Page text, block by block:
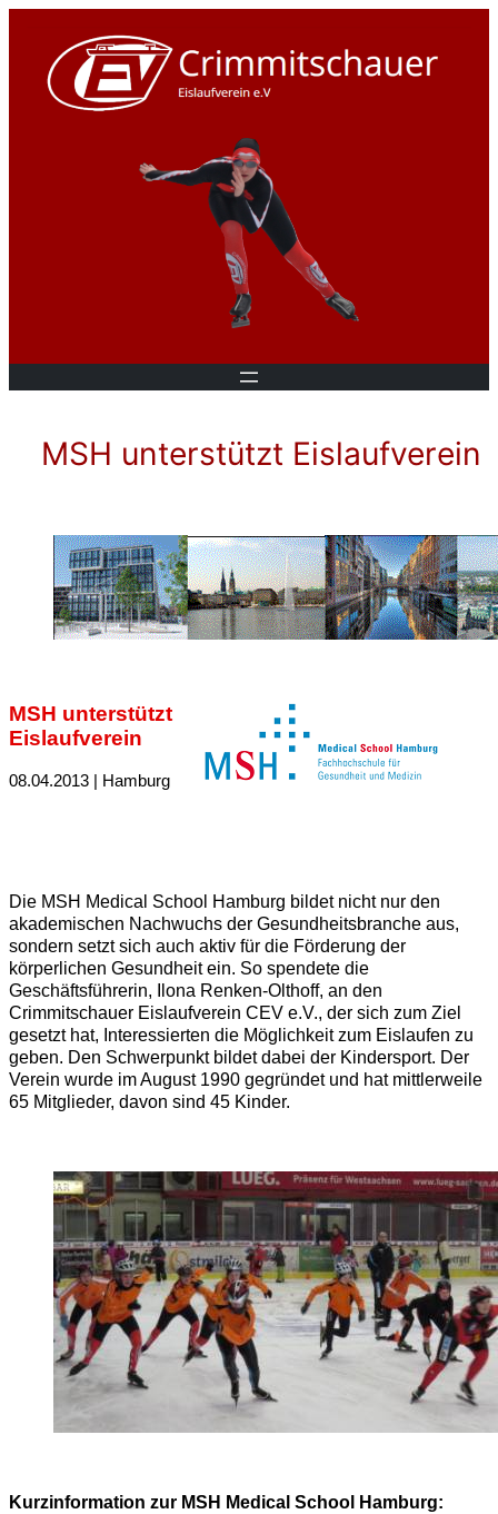
MSH unterstützt Eislaufverein
MSH unterstützt
Eislaufverein
08.04.2013 | Hamburg
Die MSH Medical School Hamburg bildet nicht nur den
akademischen Nachwuchs der Gesundheitsbranche aus,
sondern setzt sich auch aktiv für die Förderung der
körperlichen Gesundheit ein. So spendete die
Geschäftsführerin, Ilona Renken-Olthoff, an den
Crimmitschauer Eislaufverein CEV e.V., der sich zum Ziel
gesetzt hat, Interessierten die Möglichkeit zum Eislaufen zu
geben. Den Schwerpunkt bildet dabei der Kindersport. Der
Verein wurde im August 1990 gegründet und hat mittlerweile
65 Mitglieder, davon sind 45 Kinder.
Kurzinformation zur MSH Medical School Hamburg: